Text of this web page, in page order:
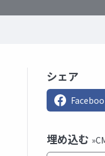
シェア
埋め込む